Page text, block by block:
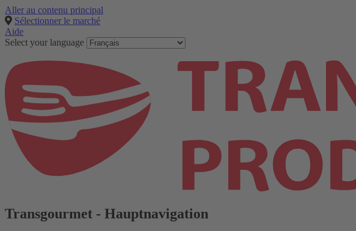
Aller au contenu principal
Sélectionner le marché
Aide
Select your language
Transgourmet - Hauptnavigation